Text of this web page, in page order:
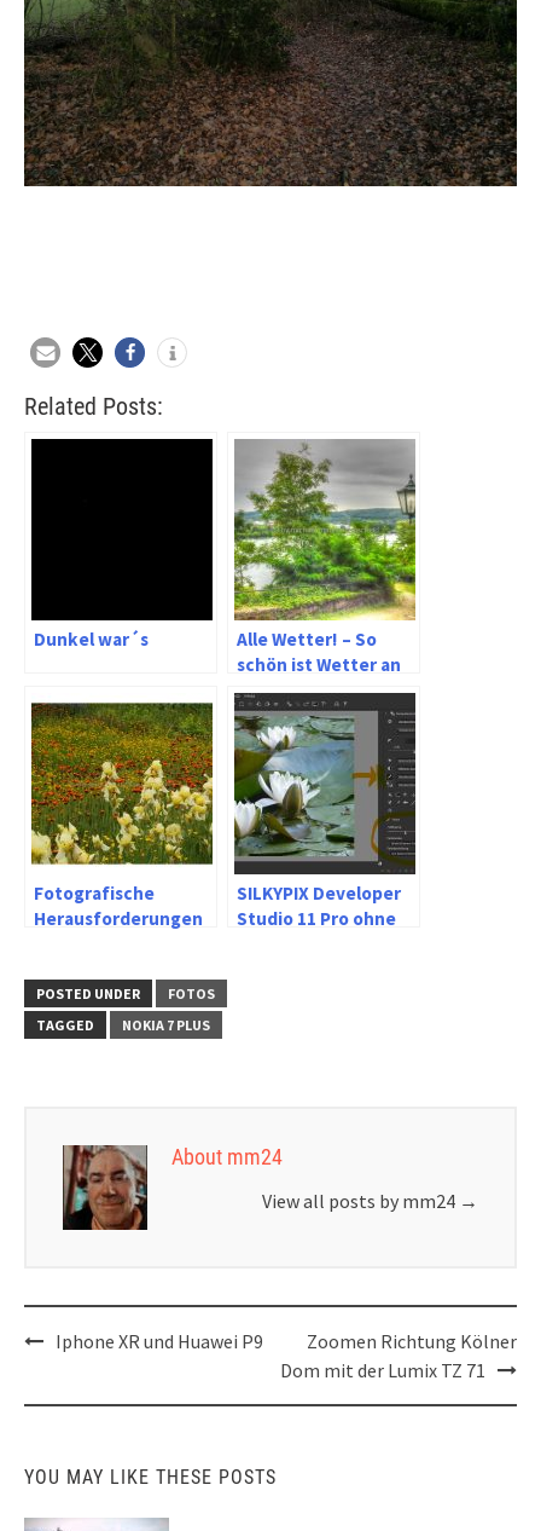
Related Posts:
Dunkel war´s
Alle Wetter! – So
schön ist Wetter an
der Ruhr
Fotografische
Herausforderungen
SILKYPIX Developer
Studio 11 Pro ohne
POSTED UNDER
FOTOS
TAGGED
NOKIA 7 PLUS
About mm24
View all posts by mm24 →
PostIphone XR und Huawei P9
Zoomen Richtung Kölner
Dom mit der Lumix TZ 71
YOU MAY LIKE THESE POSTS